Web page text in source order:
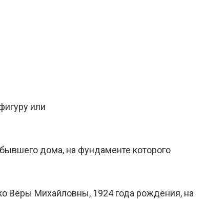
или
дома, на фундаменте которого
Веры Михайловны, 1924 года рождения, на